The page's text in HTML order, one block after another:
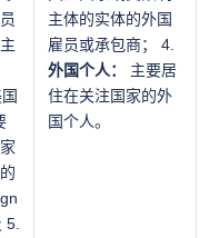
5.
主体的实体的外国
雇员或承包商； 4.
外国个人：
主要居
住在关注国家的外
国个人。